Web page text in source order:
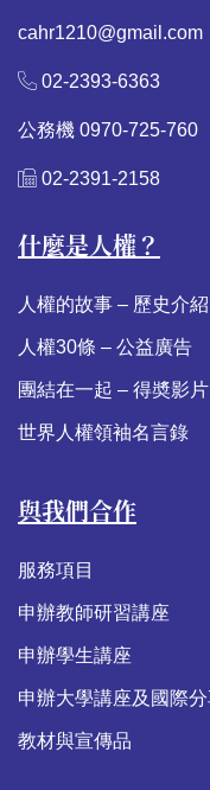
cahr1210@gmail.com
02-2393-6363
公務機 0970-725-760
02-2391-2158
什麼是人權？
人權的故事 – 歷史介紹
人權30條 – 公益廣告
團結在一起 – 得奬影
世界人權領袖名言錄
與我們合作
服務項目
申辦教師研習講座
申辦學生講座
申辦大學講座及國際
教材與宣傳品